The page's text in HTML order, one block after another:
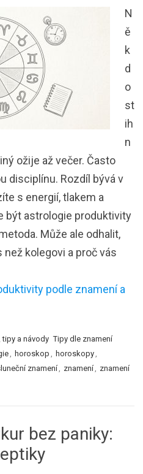
N
ě
k
d
o
st
ih
n
ožije až večer. Často
disciplínu. Rozdíl bývá v
s energií, tlakem a
být astrologie produktivity
Může ale odhalit,
kolegovi a proč vás
podle znamení a
tipy a návody Tipy dle znamení
horoskop horoskopy
znamení znamení
znamení
bez paniky: